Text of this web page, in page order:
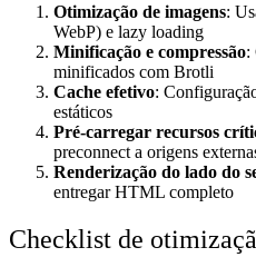
Otimização de imagens:
WebP) e lazy loading
Minificação e compressão:
minificados com Brotli
Cache efetivo:
estáticos
Pré-carregar recursos
preconnect a origens
Renderização do lado do
entregar HTML completo
Checklist de